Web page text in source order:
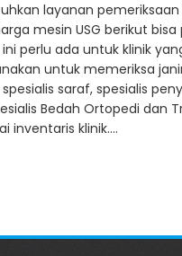
layanan pemeriksaan
mesin USG berikut
perlu ada untuk klinik
untuk memeriksa
saraf, spesialis
Bedah Ortopedi dan
inventaris klinik.…